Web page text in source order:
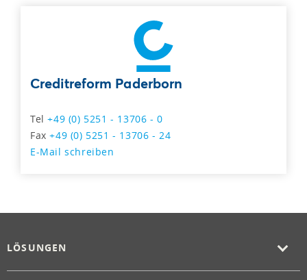
Creditreform Paderborn
Tel+49 (0) 5251 - 13706 - 0
Fax+49 (0) 5251 - 13706 - 24
E-Mail schreiben
LÖSUNGEN